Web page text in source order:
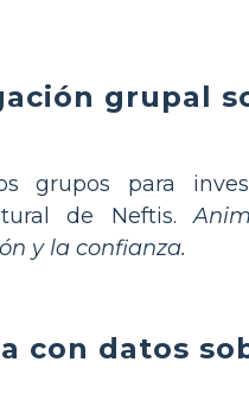
grupal
grupos para
de Neftis.
y la confianza.
con datos